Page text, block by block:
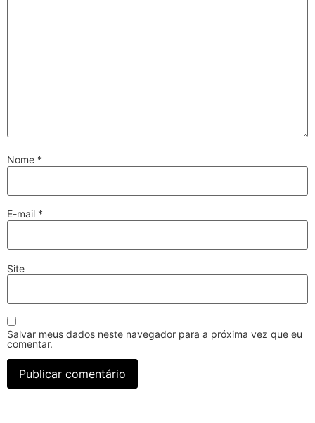
Nome *
E-mail *
Site
Salvar meus dados neste navegador para a próxima vez que eu
comentar.